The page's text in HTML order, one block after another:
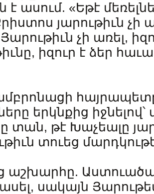
ասում. «Եթէ
յարութիւն չի
չի առել,
իզուր է ձեր
երկնքից
տան, թէ Խաչեալը
տուեց
աշխարհը.
սակայն